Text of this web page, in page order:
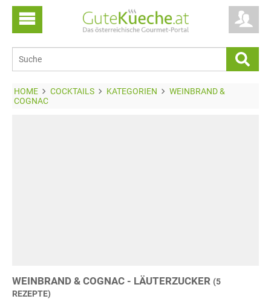
HOME COCKTAILS KATEGORIEN
WEINBRAND &
COGNAC
WEINBRAND & COGNAC - LÄUTERZUCKER (5
REZEPTE)